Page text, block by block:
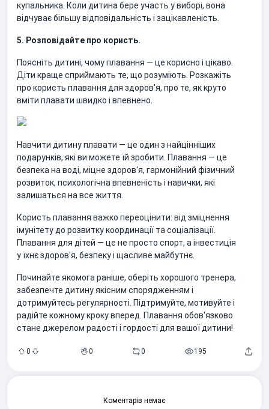
купальника. Коли дитина бере участь у виборі, вона
відчуває більшу відповідальність і зацікавленість.
5. Розповідайте про користь.
Поясніть дитині, чому плавання — це корисно і цікаво.
Діти краще сприймають те, що розуміють. Розкажіть
про користь плавання для здоров'я, про те, як круто
вміти плавати швидко і впевнено.
Навчити дитину плавати — це один з найцінніших
подарунків, які ви можете їй зробити. Плавання — це
безпека на воді, міцне здоров'я, гармонійний фізичний
розвиток, психологічна впевненість і навички, які
залишаться на все життя.
Користь плавання важко переоцінити: від зміцнення
імунітету до розвитку координації та соціалізації.
Плавання для дітей — це не просто спорт, а інвестиція
у їхнє здоров'я, безпеку і щасливе майбутнє.
Починайте якомога раніше, оберіть хорошого тренера,
забезпечте дитину якісним спорядженням і
дотримуйтесь регулярності. Підтримуйте, мотивуйте і
радійте кожному кроку вперед. Плавання обов'язково
стане джерелом радості і гордості для вашої дитини!
0 0 0 195
Коментарів немає